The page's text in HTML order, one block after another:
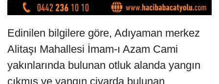
Edinilen bilgilere göre, Adıyaman merkez
Alitaşı Mahallesi İmam-ı Azam Cami
yakınlarında bulunan otluk alanda yangın
çıkmış ve yangın civarda bulunan